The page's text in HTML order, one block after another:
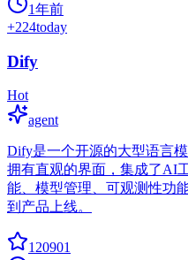
1年前
+224today
Dify
Hot
agent
Dify是一个开源的大型语言
拥有直观的界面，集成了AI
能、模型管理、可观测性功
到产品上线。
120901